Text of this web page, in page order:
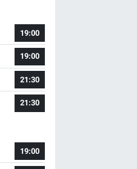
19:00
19:00
21:30
21:30
19:00